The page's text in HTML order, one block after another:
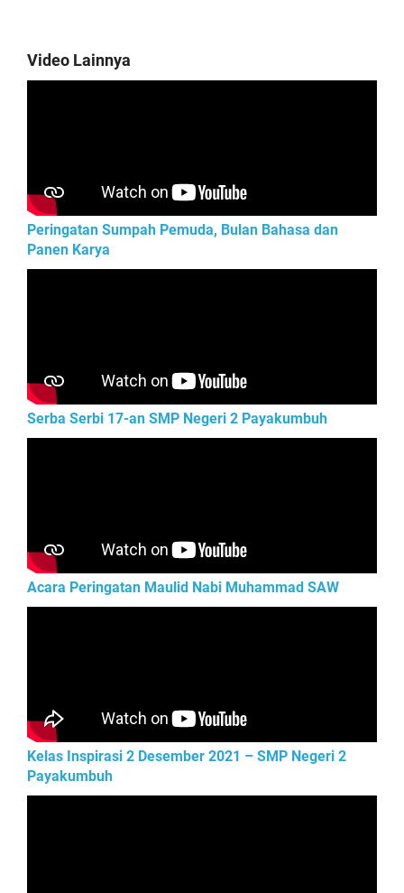
Video Lainnya
Peringatan Sumpah Pemuda, Bulan Bahasa dan
Panen Karya
Serba Serbi 17-an SMP Negeri 2 Payakumbuh
Acara Peringatan Maulid Nabi Muhammad SAW
Kelas Inspirasi 2 Desember 2021 – SMP Negeri 2
Payakumbuh